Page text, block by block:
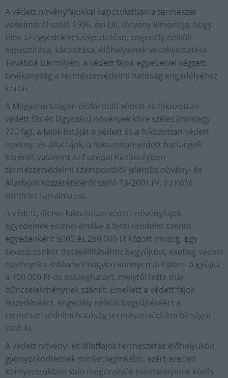
A védett növényfajokkal kapcsolatban a természet
védelméről szóló 1996. évi LIII. törvény kimondja, hogy
tilos az egyedek veszélyeztetése, engedély nélküli
elpusztítása, károsítása, élőhelyeinek veszélyeztetése.
Továbbá bármilyen, a védett fajok egyedeivel végzett
tevékenység a természetvédelmi hatóság engedélyéhez
kötött.
A Magyarországon előforduló védett és fokozottan
védett fás és lágyszárú növények köre széles (mintegy
770 faj), a fajok listáját a védett és a fokozottan védett
növény- és állatfajok, a fokozottan védett barlangok
köréről, valamint az Európai Közösségben
természetvédelmi szempontból jelentős növény- és
állatfajok közzétételéről szóló 13/2001 (V. 9.) KöM
rendelet tartalmazza.
A védett, illetve fokozottan védett növényfajok
egyedeinek eszmei értéke a fenti rendelet szerint
egyedenként 5000 és 250 000 Ft között mozog. Egy
tavaszi csokor összeállításához begyűjtött, esetleg védett
növények szedésével nagyon könnyen átlépheti a gyűjtő
a 100 000 Ft-os összeghatárt, melytől tette már
bűncselekménynek számít. Emellett a védett fajok
leszedéséért, engedély nélküli begyűjtéséért a
természetvédelmi hatóság természetvédelmi bírságot
szab ki.
A védett növény- és állatfajok természetes élőhelyükön
gyönyörködtetnek minket leginkább, ezért eredeti
környezetükben való megőrzésük mindannyiunk közös